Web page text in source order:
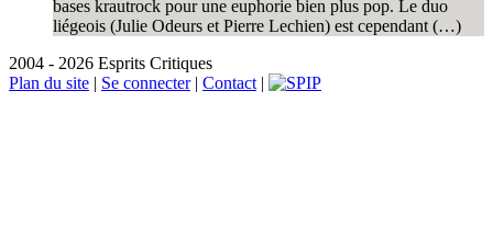
bases krautrock pour une euphorie bien plus pop. Le duo
liégeois (Julie Odeurs et Pierre Lechien) est cependant (…)
2004 - 2026 Esprits Critiques
Plan du site | Se connecter| Contact |